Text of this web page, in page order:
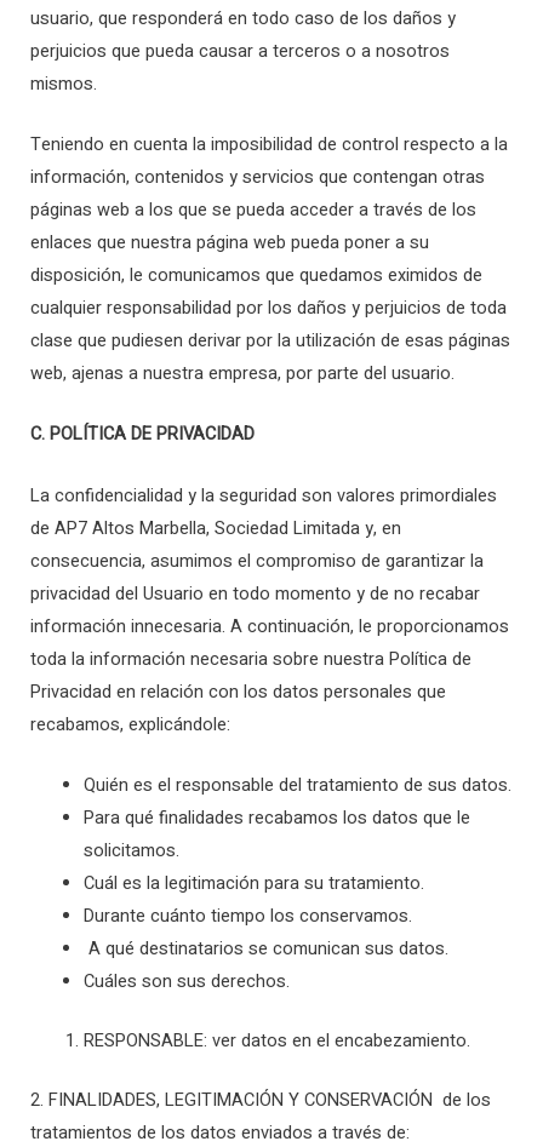
usuario, que responderá en todo caso de los daños y
perjuicios que pueda causar a terceros o a nosotros
mismos.
Teniendo en cuenta la imposibilidad de control respecto a la
información, contenidos y servicios que contengan otras
páginas web a los que se pueda acceder a través de los
enlaces que nuestra página web pueda poner a su
disposición, le comunicamos que quedamos eximidos de
cualquier responsabilidad por los daños y perjuicios de toda
clase que pudiesen derivar por la utilización de esas páginas
web, ajenas a nuestra empresa, por parte del usuario.
C. POLÍTICA DE PRIVACIDAD
La confidencialidad y la seguridad son valores primordiales
de AP7 Altos Marbella, Sociedad Limitada y, en
consecuencia, asumimos el compromiso de garantizar la
privacidad del Usuario en todo momento y de no recabar
información innecesaria. A continuación, le proporcionamos
toda la información necesaria sobre nuestra Política de
Privacidad en relación con los datos personales que
recabamos, explicándole:
Quién es el responsable del tratamiento de sus datos.
Para qué finalidades recabamos los datos que le
solicitamos.
Cuál es la legitimación para su tratamiento.
Durante cuánto tiempo los conservamos.
A qué destinatarios se comunican sus datos.
Cuáles son sus derechos.
RESPONSABLE: ver datos en el encabezamiento.
2. FINALIDADES, LEGITIMACIÓN Y CONSERVACIÓN de los
tratamientos de los datos enviados a través de: